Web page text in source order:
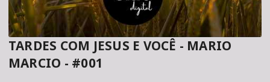
TARDES COM JESUS E VOCÊ - MARIO
MARCIO - #001